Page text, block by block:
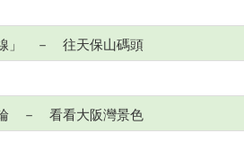
」 － 往天保山碼頭
－ 看看大阪灣景色